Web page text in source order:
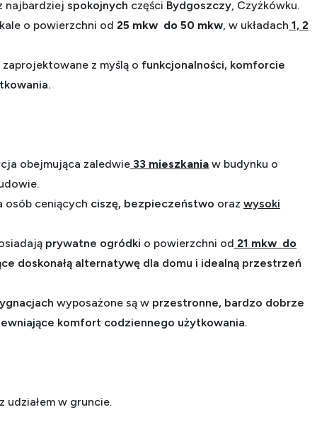
najbardziej spokojnych części Bydgoszczy Czyżkówku.
o powierzchni od 25 mkw do 50 mkw , w układach 1, 2
z myślą o funkcjonalności, komforcie
obejmująca zaledwie 33 mieszkania w budynku o
osób ceniących ciszę, bezpieczeństwo oraz wysoki
prywatne ogródki o powierzchni od 21 mkw do
doskonałą alternatywę dla domu i idealną przestrzeń
wyposażone są w przestronne, bardzo dobrze
komfort codziennego użytkowania.
udziałem w gruncie.